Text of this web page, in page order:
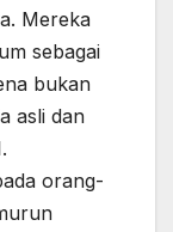
Mereka
sebagai
bukan
asli dan
orang-